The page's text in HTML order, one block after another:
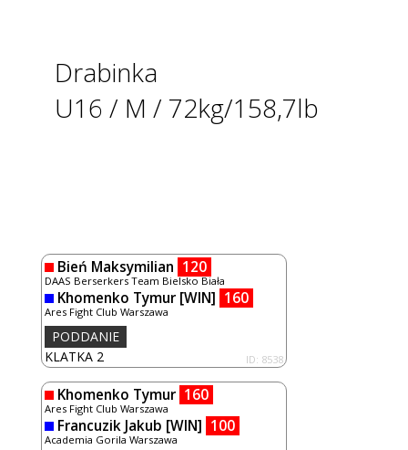
Drabinka
U16 / M / 72kg/158,7lb
Bień Maksymilian 120
DAAS Berserkers Team Bielsko Biała
Khomenko Tymur [WIN] 160
Ares Fight Club Warszawa
KLATKA 2 ID: 8538
PODDANIE
Khomenko Tymur 160
Ares Fight Club Warszawa
Francuzik Jakub [WIN] 100
Academia Gorila Warszawa